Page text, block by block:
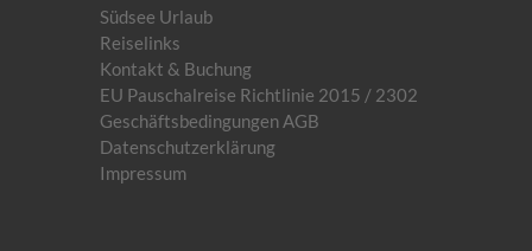
Südsee Urlaub
Reiselinks
Kontakt & Buchung
EU Pauschalreise Richtlinie 2015 / 2302
Geschäftsbedingungen AGB
Datenschutzerklärung
Impressum